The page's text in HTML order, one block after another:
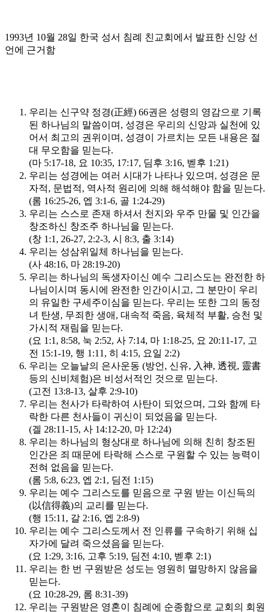
1993년 10월 28일 한국 성서 침례 친교회에서 발표한 신앙 선
언에 근거함
우리는 신구약 정경(正經) 66권은 성령의 영감으로 기록
된 하나님의 말씀이며, 성경은 우리의 신앙과 실천에 있
어서 최고의 권위이며, 성경이 가르치는 모든 내용은 절
대 무오함을 믿는다.
(마 5:17-18, 요 10:35, 17:17, 딤후 3:16, 벧후 1:21)
우리는 성경에는 여러 시대가 나타나 있으며, 성경은 문
자적, 문법적, 역사적 원리에 의해 해석해야 함을 믿는다.
(롬 16:25-26, 엡 3:1-6, 골 1:24-29)
우리는 스스로 존재 하셔서 천지와 우주 만물 및 인간을
창조하신 창조주 하나님을 믿는다.
(창 1:1, 26-27, 2:2-3, 시 8:3, 출 3:14)
우리는 성삼위일체 하나님을 믿는다.
(사 48:16, 마 28:19-20)
우리는 하나님의 독생자이신 예수 그리스도는 완전한 하
나님이시며 동시에 완전한 인간이시고, 그 분만이 우리
의 유일한 구세주이심을 믿는다. 우리는 또한 그의 동정
녀 탄생, 무죄한 생애, 대속적 죽음, 육체적 부활, 승천 및
가시적 재림을 믿는다.
(요 1:1, 8:58, 눅 2:52, 사 7:14, 마 1:18-25, 요 20:11-17, 고
전 15:1-19, 행 1:11, 히 4:15, 요일 2:2)
우리는 오늘날의 은사운동 (방언, 신유, 入神, 透視, 靈書
등의 신비체험)은 비성서적인 것으로 믿는다.
(고전 13:8-13, 살후 2:9-10)
우리는 천사가 타락하여 사탄이 되었으며, 그와 함께 타
락한 다른 천사들이 귀신이 되었음을 믿는다.
(겔 28:11-15, 사 14:12-20, 마 12:24)
우리는 하나님의 형상대로 하나님에 의해 친히 창조된
인간은 죄 때문에 타락해 스스로 구원할 수 있는 능력이
전혀 없음을 믿는다.
(롬 5:8, 6:23, 엡 2:1, 딤전 1:15)
우리는 예수 그리스도를 믿음으로 구원 받는 이신득의
(以信得義)의 교리를 믿는다.
(행 15:11, 갈 2:16, 엡 2:8-9)
우리는 예수 그리스도께서 전 인류를 구속하기 위해 십
자가에 달려 죽으셨음을 믿는다.
(요 1:29, 3:16, 고후 5:19, 딤전 4:10, 벧후 2:1)
우리는 한 번 구원받은 성도는 영원히 멸망하지 않음을
믿는다.
(요 10:28-29, 롬 8:31-39)
우리는 구원받은 영혼이 침례에 순종함으로 교회의 회원